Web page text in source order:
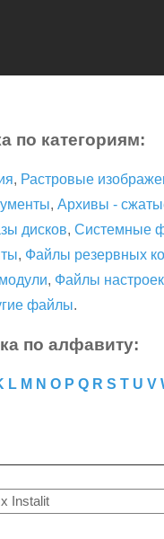
по категориям:
, Растровые
, Архивы -
дисков, Системные
, Файлы резервных
, Файлы настроек
файлы.
по алфавиту:
L M N O P Q R S T U V
Instalit